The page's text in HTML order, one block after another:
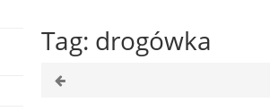
Tag: drogówka